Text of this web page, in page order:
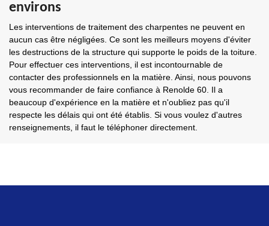
environs
Les interventions de traitement des charpentes ne peuvent en
aucun cas être négligées. Ce sont les meilleurs moyens d'éviter
les destructions de la structure qui supporte le poids de la toiture.
Pour effectuer ces interventions, il est incontournable de
contacter des professionnels en la matière. Ainsi, nous pouvons
vous recommander de faire confiance à Renolde 60. Il a
beaucoup d'expérience en la matière et n'oubliez pas qu'il
respecte les délais qui ont été établis. Si vous voulez d'autres
renseignements, il faut le téléphoner directement.